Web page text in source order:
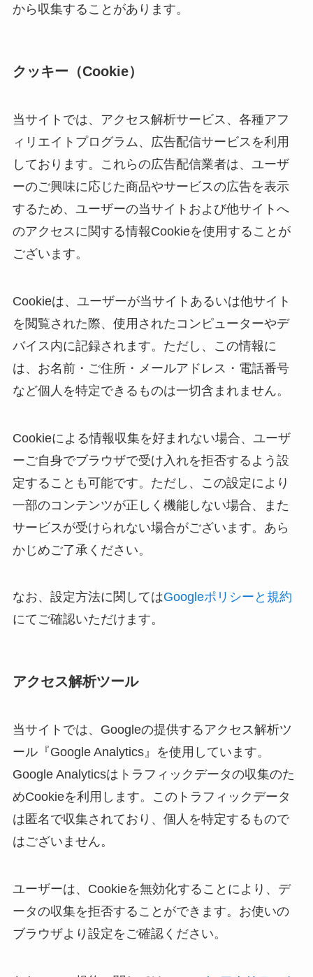
から収集することがあります。
クッキー（Cookie）
当サイトでは、アクセス解析サービス、各種アフ
ィリエイトプログラム、広告配信サービスを利用
しております。これらの広告配信業者は、ユーザ
ーのご興味に応じた商品やサービスの広告を表示
するため、ユーザーの当サイトおよび他サイトへ
のアクセスに関する情報Cookieを使用することが
ございます。
Cookieは、ユーザーが当サイトあるいは他サイト
を閲覧された際、使用されたコンピューターやデ
バイス内に記録されます。ただし、この情報に
は、お名前・ご住所・メールアドレス・電話番号
など個人を特定できるものは一切含まれません。
Cookieによる情報収集を好まれない場合、ユーザ
ーご自身でブラウザで受け入れを拒否するよう設
定することも可能です。ただし、この設定により
一部のコンテンツが正しく機能しない場合、また
サービスが受けられない場合がございます。あら
かじめご了承ください。
なお、設定方法に関してはGoogleポリシーと規約
にてご確認いただけます。
アクセス解析ツール
当サイトでは、Googleの提供するアクセス解析ツ
ール『Google Analytics』を使用しています。
Google Analyticsはトラフィックデータの収集のた
めCookieを利用します。このトラフィックデータ
は匿名で収集されており、個人を特定するもので
はございません。
ユーザーは、Cookieを無効化することにより、デ
ータの収集を拒否することができます。お使いの
ブラウザより設定をご確認ください。